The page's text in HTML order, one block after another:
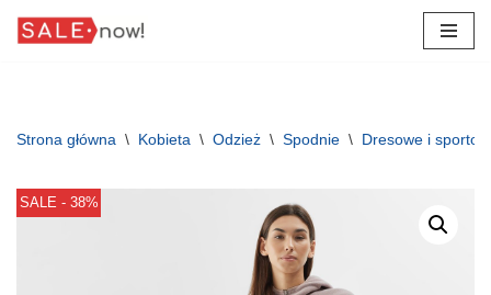
Strona główna \ Kobieta \ Odzież \ Spodnie \ Dresowe i
SALE - 38%